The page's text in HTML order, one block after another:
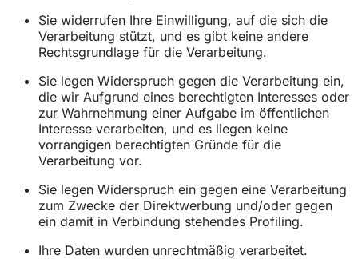
Sie widerrufen Ihre Einwilligung, auf die sich die
Verarbeitung stützt, und es gibt keine andere
Rechtsgrundlage für die Verarbeitung.
Sie legen Widerspruch gegen die Verarbeitung ein,
die wir Aufgrund eines berechtigten Interesses oder
zur Wahrnehmung einer Aufgabe im öffentlichen
Interesse verarbeiten, und es liegen keine
vorrangigen berechtigten Gründe für die
Verarbeitung vor.
Sie legen Widerspruch ein gegen eine Verarbeitung
zum Zwecke der Direktwerbung und/oder gegen
ein damit in Verbindung stehendes Profiling.
Ihre Daten wurden unrechtmäßig verarbeitet.